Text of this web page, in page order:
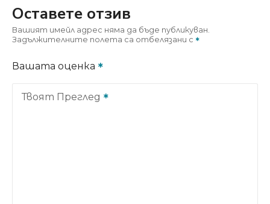
Оставете отзив
Вашият имейл адрес няма да бъде публикуван.
Задължителните полета са отбелязани с
Вашата оценка
Твоят Преглед